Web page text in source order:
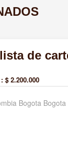
de
$ 2.200.000
Bogota Bogota